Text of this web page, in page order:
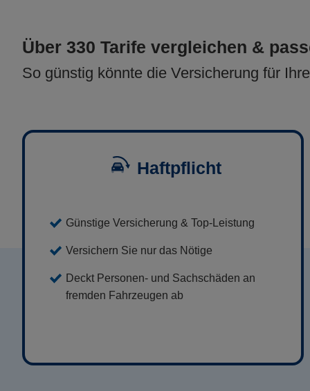
Über 330 Tarife vergleichen &
So günstig könnte die Versicherung für
Haftpflicht
Günstige Versicherung & Top-Leistung
Versichern Sie nur das Nötige
Deckt Personen- und Sachschäden an
fremden Fahrzeugen ab